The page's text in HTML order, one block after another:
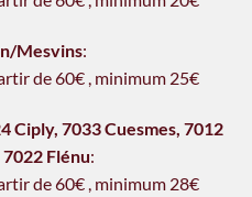
Mesvins:
de 60€ , minimum 25€
Ciply, 7033 Cuesmes 7012
7022 Flénu:
de 60€ minimum 28€